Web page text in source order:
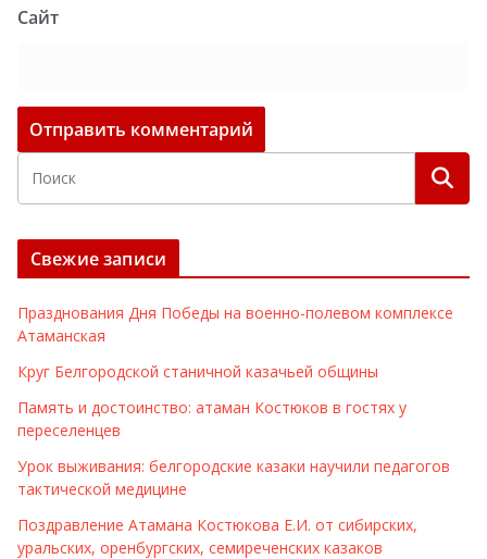
Сайт
Свежие записи
Празднования Дня Победы на военно-полевом комплексе
Атаманская
Круг Белгородской станичной казачьей общины
Память и достоинство: атаман Костюков в гостях у
переселенцев
Урок выживания: белгородские казаки научили педагогов
тактической медицине
Поздравление Атамана Костюкова Е.И. от сибирских,
уральских, оренбургских, семиреченских казаков